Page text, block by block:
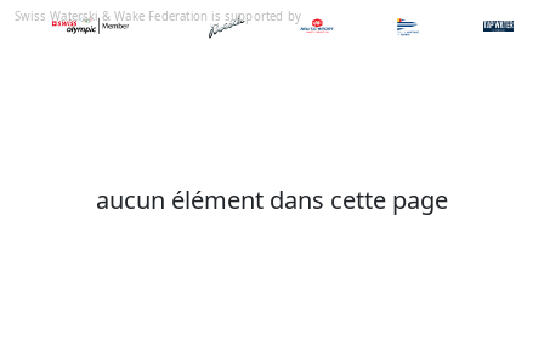
Swiss Waterski & Wake Federation is supported by
aucun élément dans cette page